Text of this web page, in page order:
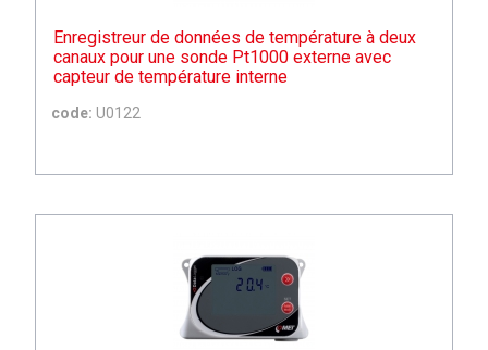
Enregistreur de données de température à deux
canaux pour une sonde Pt1000 externe avec
capteur de température interne
code: U0122